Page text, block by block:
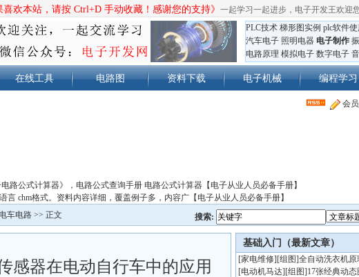
喜欢本站，请按 Ctrl+D 手动收藏！感谢您的支持》 一起学习一起进步，电子开发王欢迎
PLC技术 梯形图实例 plc软件使
汽车电子 照明电器 电子制作
电路原理 模拟电子 数字电子
在线工具 电路图 资料下载 电子机械 编程学习
会
路公式计算器》，电路公式查询手册 电路公式计算器【电子从业人员必备手册】
言 chm格式。资料内容详细，覆盖例子多，内容广【电子从业人员必备手册】
搜索:
车电路 >> 正文
感器在电动自行车中的应用
基础入门（最新文章）
[家电维修][组图]全自动洗衣机
[电动机马达][组图]17张经典动